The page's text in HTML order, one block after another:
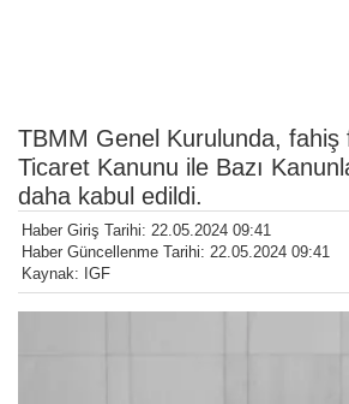
TBMM Genel Kurulunda, fahiş
Ticaret Kanunu ile Bazı
daha kabul edildi.
Haber Giriş Tarihi: 22.05.2024 09:41
Haber Güncellenme Tarihi: 22.05.2024 09:41
Kaynak: IGF